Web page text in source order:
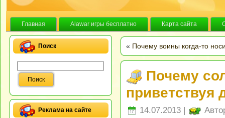
Главная Alawar игры бесплатно Карта сайта
Поиск
Реклама на сайте
« Почему воины когда-то
Почему
приветствуя
14.07.2013 |